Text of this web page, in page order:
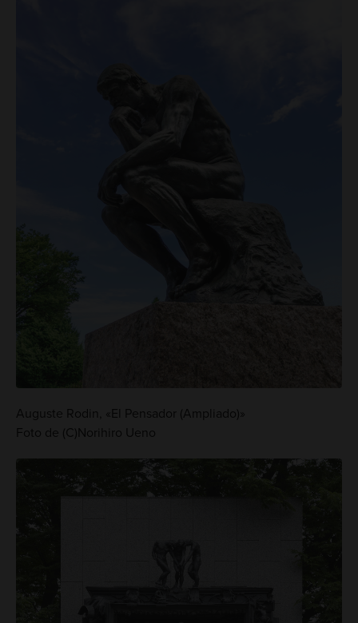
Auguste Rodin, «El Pensador (Ampliado)»
Foto de (C)Norihiro Ueno